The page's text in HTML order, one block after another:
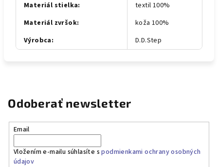
Materiál stielka:
textil 100%
Materiál zvršok:
koža 100%
Výrobca: D.D.Step
Odoberať newsletter
Email
Vložením e-mailu súhlasíte spodmienkami ochrany osobných
údajov